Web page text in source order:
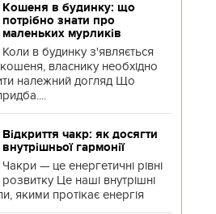
Кошеня в будинку: що
потрібно знати про
маленьких мурликів
Коли в будинку з'являється
власнику необхідно
належний догляд Що
Відкриття чакр: як досягти
внутрішньої гармонії
Чакри — це енергетичні рівні
розвитку Це наші внутрішні
якими протікає енергія